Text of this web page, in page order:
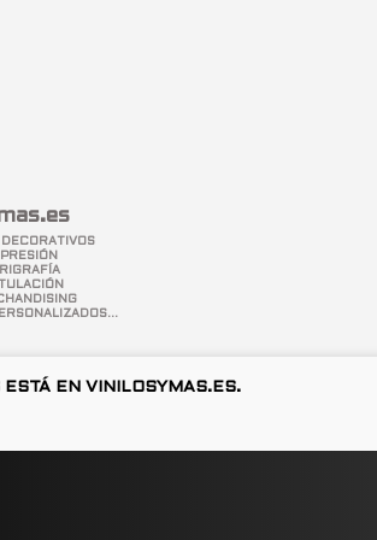
ESTÁ EN VINILOSYMAS.ES.